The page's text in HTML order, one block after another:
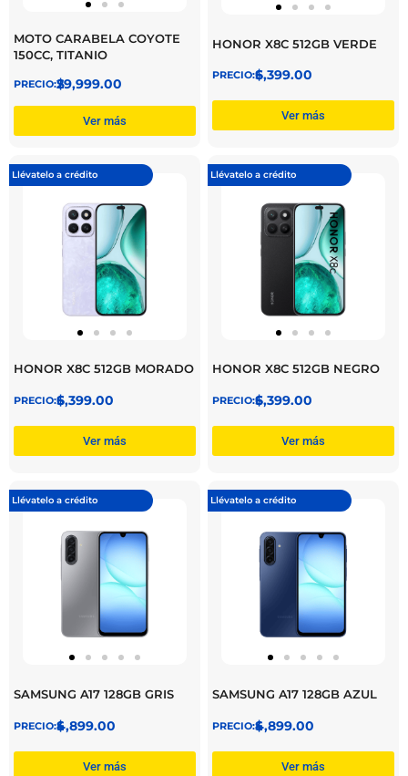
MOTO CARABELA COYOTE
150CC, TITANIO
$
29,999.00
Ver más
HONOR X8C 512GB VERDE
$
6,399.00
Ver más
Llévatelo a crédito
HONOR X8C 512GB MORADO
$
6,399.00
Ver más
Llévatelo a crédito
HONOR X8C 512GB NEGRO
$
6,399.00
Ver más
Llévatelo a crédito
SAMSUNG A17 128GB GRIS
$
4,899.00
Ver más
Llévatelo a crédito
SAMSUNG A17 128GB AZUL
$
4,899.00
Ver más